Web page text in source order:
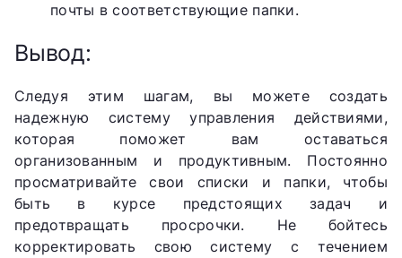
почты в соответствующие папки.
Вывод:
Следуя этим шагам, вы можете создать
надежную систему управления действиями,
которая поможет вам оставаться
организованным и продуктивным. Постоянно
просматривайте свои списки и папки, чтобы
быть в курсе предстоящих задач и
предотвращать просрочки. Не бойтесь
корректировать свою систему с течением